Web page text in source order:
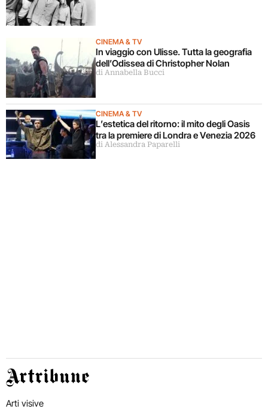
CINEMA & TV
In viaggio con Ulisse. Tutta la geografia
dell’Odissea di Christopher Nolan
di Annabella Bucci
CINEMA & TV
L’estetica del ritorno: il mito degli Oasis
tra la premiere di Londra e Venezia 2026
di Alessandra Paparelli
Artribune
Arti visive